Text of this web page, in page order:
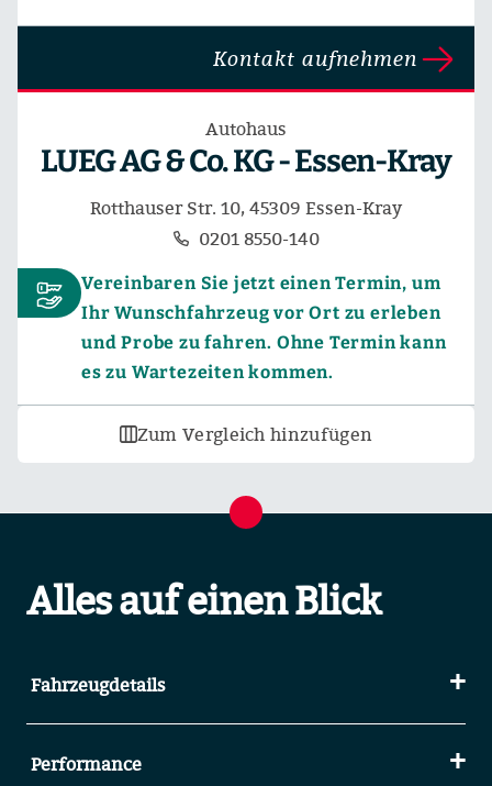
Kontakt aufnehmen
Autohaus
LUEG AG & Co. KG - Essen-Kray
Rotthauser Str. 10, 45309 Essen-Kray
0201 8550-140
Vereinbaren Sie jetzt einen Termin, um
Ihr Wunschfahrzeug vor Ort zu erleben
und Probe zu fahren. Ohne Termin kann
es zu Wartezeiten kommen.
Zum Vergleich hinzufügen
Alles auf einen Blick
Fahrzeugdetails
Performance